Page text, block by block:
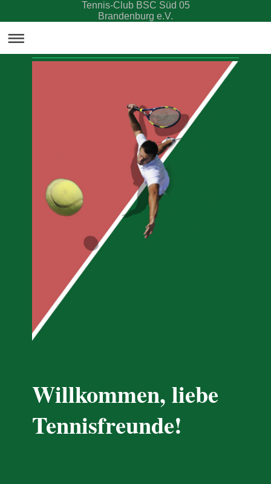
Tennis-Club BSC Süd 05
Brandenburg e.V.
Willkommen, liebe
Tennisfreunde!